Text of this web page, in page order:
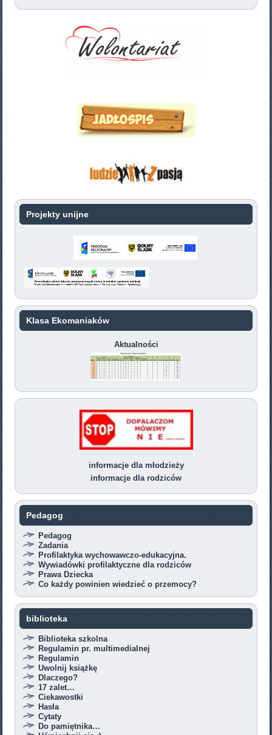
Projekty unijne
Klasa Ekomaniaków
Aktualności
informacje dla młodzieży
informacje dla rodziców
Pedagog
Pedagog
Zadania
Profilaktyka wychowawczo-edukacyjna.
Wywiadówki profilaktyczne dla rodziców
Prawa Dziecka
Co każdy powinien wiedzieć o przemocy?
biblioteka
Biblioteka szkolna
Regulamin pr. multimedialnej
Regulamin
Uwolnij książkę
Dlaczego?
17 zalet…
Ciekawostki
Hasła
Cytaty
Do pamiętnika…